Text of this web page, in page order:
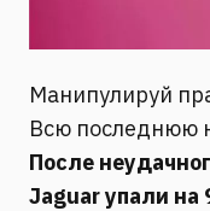
Манипулируй
Всю последнюю
После
Jaguar упали на